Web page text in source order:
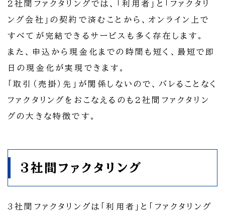
2社間ファクタリングでは、「利用者」と「ファクタリ
ング会社」の契約で済むことから、オンライン上で
すべてが完結できるサービスも多く存在します。
また、申込から現金化までの時間も短く、最短で即
日の現金化が実現できます。
「取引（売掛）先」が関係しないので、バレることなく
ファクタリングをおこなえるのも2社間ファクタリン
グの大きな特徴です。
3社間ファクタリング
3社間ファクタリングは「利用者」と「ファクタリング